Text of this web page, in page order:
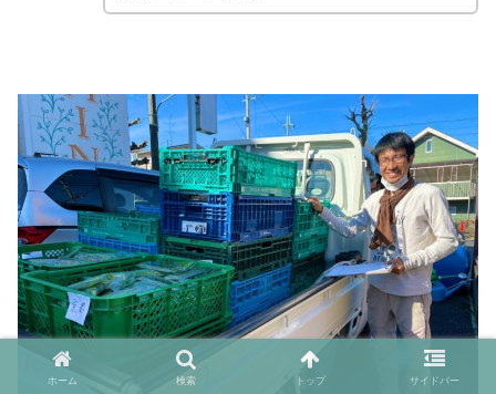
ホーム 検索 トップ サイドバー